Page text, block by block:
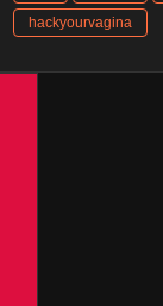
hackyourvagina